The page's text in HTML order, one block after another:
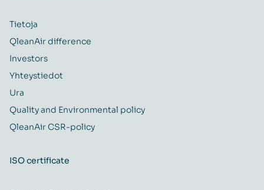
Tietoja
QleanAir difference
Investors
Yhteystiedot
Ura
Quality and Environmental policy
QleanAir CSR-policy
ISO certificate